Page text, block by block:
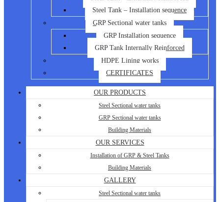
Steel Tank – Installation sequence
GRP Sectional water tanks
GRP Installation sequence
GRP Tank Internally Reinforced
HDPE Lining works
CERTIFICATES
OUR PRODUCTS
Steel Sectional water tanks
GRP Sectional water tanks
Building Materials
OUR SERVICES
Installation of GRP & Steel Tanks
Building Materials
GALLERY
Steel Sectional water tanks